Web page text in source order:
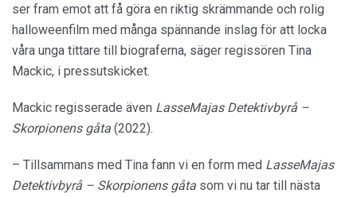
ser fram emot att få göra en riktig skrämmande och rolig
halloweenfilm med många spännande inslag för att locka
våra unga tittare till biograferna, säger regissören Tina
Mackic, i pressutskicket.
Mackic regisserade även LasseMajas Detektivbyrå –
Skorpionens gåta (2022).
– Tillsammans med Tina fann vi en form med LasseMajas
Detektivbyrå – Skorpionens gåta som vi nu tar till nästa